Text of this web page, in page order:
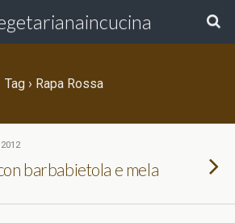
Tag › Rapa Rossa
barbabietola e mela